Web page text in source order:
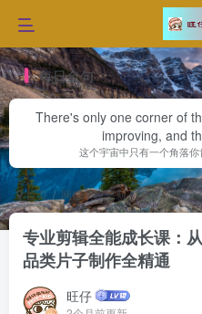
每日金句
There's only one corner of
improving, and
这个宇宙中只有一个角落
首页 网赚项目更新 福缘 正文
专业剪辑全能成长课：
品类片子制作全精通
旺仔